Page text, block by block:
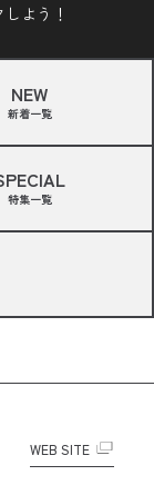
よう！
NEW
新着一覧
特集一覧
WEB SITE